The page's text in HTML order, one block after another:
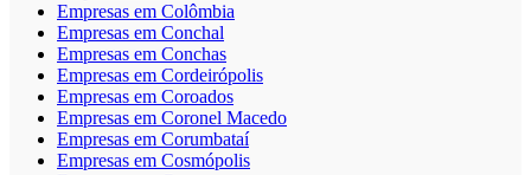
Empresas em Colômbia
Empresas em Conchal
Empresas em Conchas
Empresas em Cordeirópolis
Empresas em Coroados
Empresas em Coronel Macedo
Empresas em Corumbataí
Empresas em Cosmópolis